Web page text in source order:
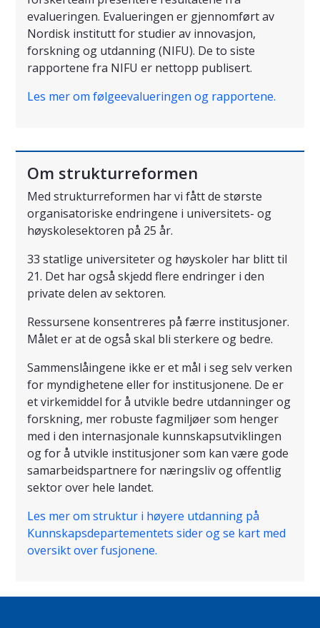
evalueringen. Evalueringen er gjennomført av
Nordisk institutt for studier av innovasjon,
forskning og utdanning (NIFU). De to siste
rapportene fra NIFU er nettopp publisert.
Les mer om følgeevalueringen og rapportene.
Om strukturreformen
Med strukturreformen har vi fått de største
organisatoriske endringene i universitets- og
høyskolesektoren på 25 år.
33 statlige universiteter og høyskoler har blitt til
21. Det har også skjedd flere endringer i den
private delen av sektoren.
Ressursene konsentreres på færre institusjoner.
Målet er at de også skal bli sterkere og bedre.
Sammenslåingene ikke er et mål i seg selv verken
for myndighetene eller for institusjonene. De er
et virkemiddel for å utvikle bedre utdanninger og
forskning, mer robuste fagmiljøer som henger
med i den internasjonale kunnskapsutviklingen
og for å utvikle institusjoner som kan være gode
samarbeidspartnere for næringsliv og offentlig
sektor over hele landet.
Les mer om struktur i høyere utdanning på
Kunnskapsdepartementets sider og se kart med
oversikt over fusjonene.